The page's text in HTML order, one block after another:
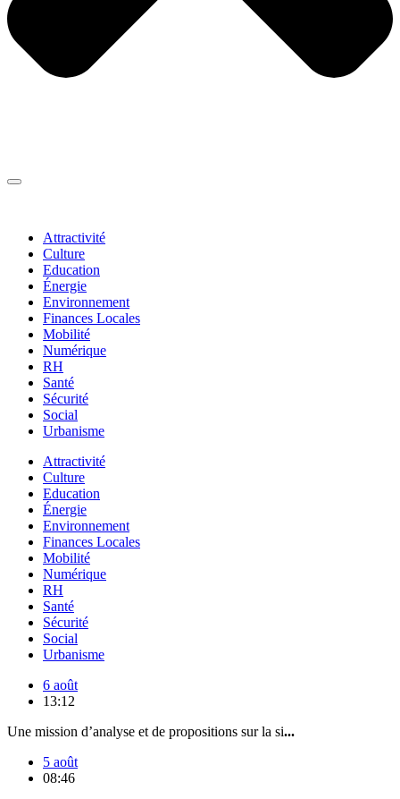
Attractivité
Culture
Education
Énergie
Environnement
Finances Locales
Mobilité
Numérique
RH
Santé
Sécurité
Social
Urbanisme
Attractivité
Culture
Education
Énergie
Environnement
Finances Locales
Mobilité
Numérique
RH
Santé
Sécurité
Social
Urbanisme
6 août
13:12
Une mission d’analyse et de propositions sur la si...
5 août
08:46